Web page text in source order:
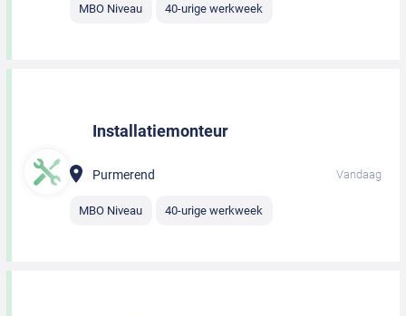
MBO Niveau 40-urige werkweek
Installatiemonteur
Purmerend Vandaag
MBO Niveau 40-urige werkweek